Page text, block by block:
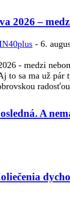
2026 –
- 6.
- medzi
to sa ma už pár
A